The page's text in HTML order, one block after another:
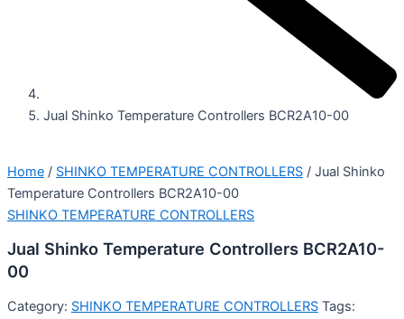
Jual Shinko Temperature Controllers BCR2A10-00
Home / SHINKO TEMPERATURE CONTROLLERS / Jual Shinko
Temperature Controllers BCR2A10-00
SHINKO TEMPERATURE CONTROLLERS
Jual Shinko Temperature Controllers BCR2A10-
00
Category: SHINKO TEMPERATURE CONTROLLERS Tags: